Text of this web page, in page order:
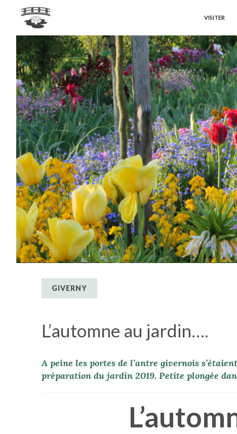
VISITER
GIVERNY
L’automne au jardin….
A peine les portes de l’antre givernois
préparation du jardin 2019. Petite plongée